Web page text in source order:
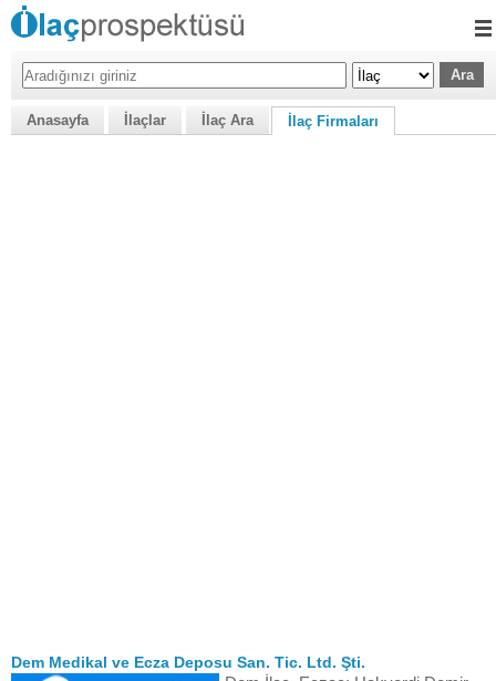
Anasayfa İlaçlar İlaç Ara İlaç Firmaları
Dem Medikal ve Ecza Deposu San. Tic. Ltd. Şti.